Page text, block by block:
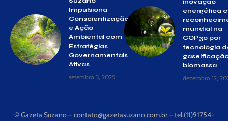
Impulsiona
Conscientização
e Ação
Ambiental com
Estratégias
Governamentais
Ativas
setembro 3, 2025
inovação
energética
mundial na
COP30 por
tecnologia
biomassa
dezembro 12,
© Gazeta Suzano –contato@gazetasuzano.com.br– tel.(11)91754-